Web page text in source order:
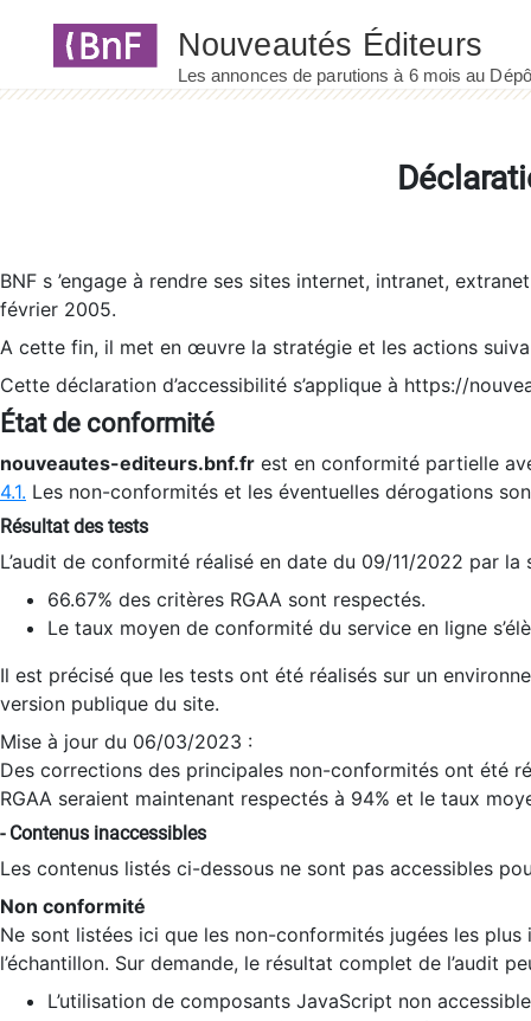
BNF s ’engage à rendre ses sites internet, intranet,
février 2005.
A cette fin, il met en œuvre la stratégie et les actions
Cette déclaration d’accessibilité s’applique à https://
État de conformité
nouveautes-editeurs.bnf.fr est en conformité partielle
4.1. Les non-conformités et les éventuelles dérogations
Résultat des tests
L’audit de conformité réalisé en date du 09/11/2022 par
66.67% des critères RGAA sont respectés.
Le taux moyen de conformité du service en ligne
Il est précisé que les tests ont été réalisés sur un
version publique du site.
Mise à jour du 06/03/2023 :
Des corrections des principales non-conformités ont été
RGAA seraient maintenant respectés à 94% et le taux
- Contenus inaccessibles
Les contenus listés ci-dessous ne sont pas accessibles
Non conformité
Ne sont listées ici que les non-conformités jugées les
l’échantillon. Sur demande, le résultat complet de l’audit
L’utilisation de composants JavaScript non